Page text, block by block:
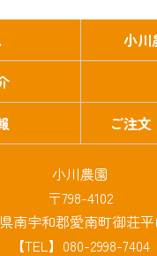
小川
ご注
小川農園
〒798-4102
南宇和郡愛南町御荘平
【TEL】080-2998-7404